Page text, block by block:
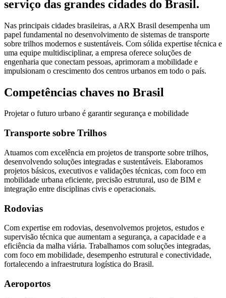
serviço das grandes cidades do Brasil.
Nas principais cidades brasileiras, a ARX Brasil desempenha um
papel fundamental no desenvolvimento de sistemas de transporte
sobre trilhos modernos e sustentáveis. Com sólida expertise técnica e
uma equipe multidisciplinar, a empresa oferece soluções de
engenharia que conectam pessoas, aprimoram a mobilidade e
impulsionam o crescimento dos centros urbanos em todo o país.
Competências chaves no Brasil
Projetar o futuro urbano é garantir segurança e mobilidade
Transporte sobre Trilhos
Atuamos com excelência em projetos de transporte sobre trilhos,
desenvolvendo soluções integradas e sustentáveis. Elaboramos
projetos básicos, executivos e validações técnicas, com foco em
mobilidade urbana eficiente, precisão estrutural, uso de BIM e
integração entre disciplinas civis e operacionais.
Rodovias
Com expertise em rodovias, desenvolvemos projetos, estudos e
supervisão técnica que aumentam a segurança, a capacidade e a
eficiência da malha viária. Trabalhamos com soluções integradas,
com foco em mobilidade, desempenho estrutural e conectividade,
fortalecendo a infraestrutura logística do Brasil.
Aeroportos